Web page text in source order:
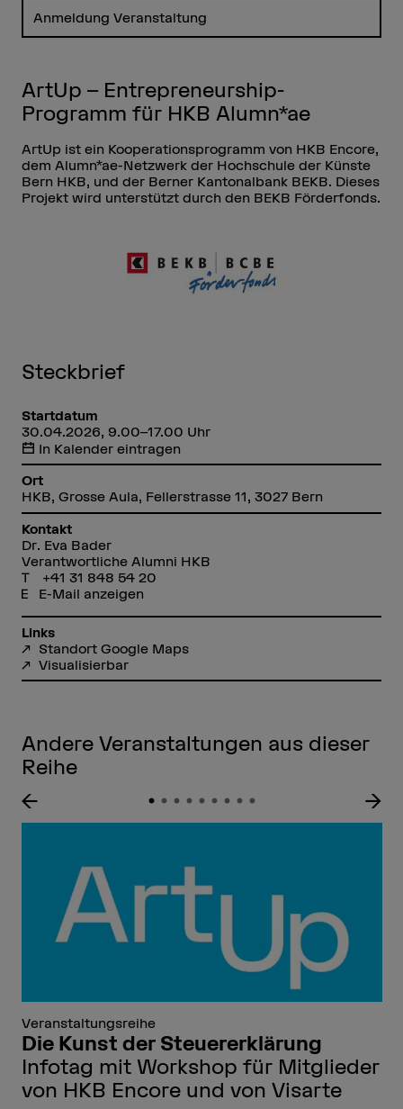
Anmeldung Veranstaltung
ArtUp – Entrepreneurship-
Programm für HKB Alumn*ae
ArtUp ist ein Kooperationsprogramm von HKB Encore,
dem Alumn*ae-Netzwerk der Hochschule der Künste
Bern HKB, und der Berner Kantonalbank BEKB. Dieses
Projekt wird unterstützt durch den BEKB Förderfonds.
Steckbrief
Startdatum
30.04.2026, 9.00–17.00 Uhr
In Kalender eintragen
Ort
HKB, Grosse Aula, Fellerstrasse 11, 3027 Bern
Kontakt
Dr. Eva Bader
Verantwortliche Alumni HKB
+41 31 848 54 20
E-Mail anzeigen
Links
Standort Google Maps
Visualisierbar
Andere Veranstaltungen aus dieser
Reihe
Veranstaltungsreihe
Die Kunst der Steuererklärung
Infotag mit Workshop für Mitglieder
von HKB Encore und von Visarte